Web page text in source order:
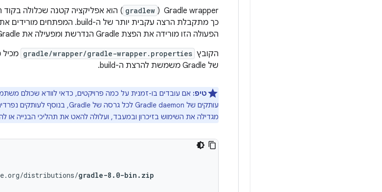
‫Gradle wrapper ‏ (
gradlew
כך מתקבלת הרצה עקבית יותר של ה-build. המפתחים מורידים את מקור האפליקציה ומריצים את
הפעולה הזו מורידה את הפצת Gradle הנדרשת ומפעילה את Gradle כדי לבצע build של האפליקציה.
הקובץ gradle/wrapper/gradle-wrapper.properties מכיל
של Gradle משמשת להרצת ה-build.
טיפ:
עותקים של Gradle daemon לכל גרסה של Gradle, בנוסף לעותקים נפרדים לכל
מגדילה את השימוש בזיכרון ובמעבד, ועלולה להאט את תהליכי הבנייה או
distributions/gradle-8.0-bin.zip